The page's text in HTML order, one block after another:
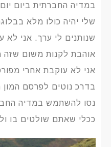
במדיה החברתית ביום
שלי יהיה כולו מלא
שנותנים לי ערך. אני לא
אוהבת לקנות משום שזה
אני לא עוקבת אחרי
בדרכ נוטים לפרסם המון
נסו להשתמש במדיה
ככלי שאתם שולטים בו